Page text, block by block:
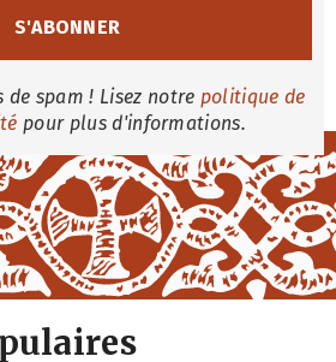
de spam ! Lisez notre politique de
pour plus d'informations.